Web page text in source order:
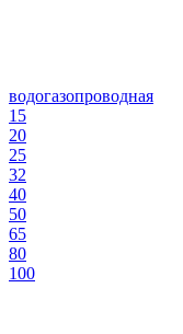
водогазопроводная
15
20
25
32
40
50
65
80
100